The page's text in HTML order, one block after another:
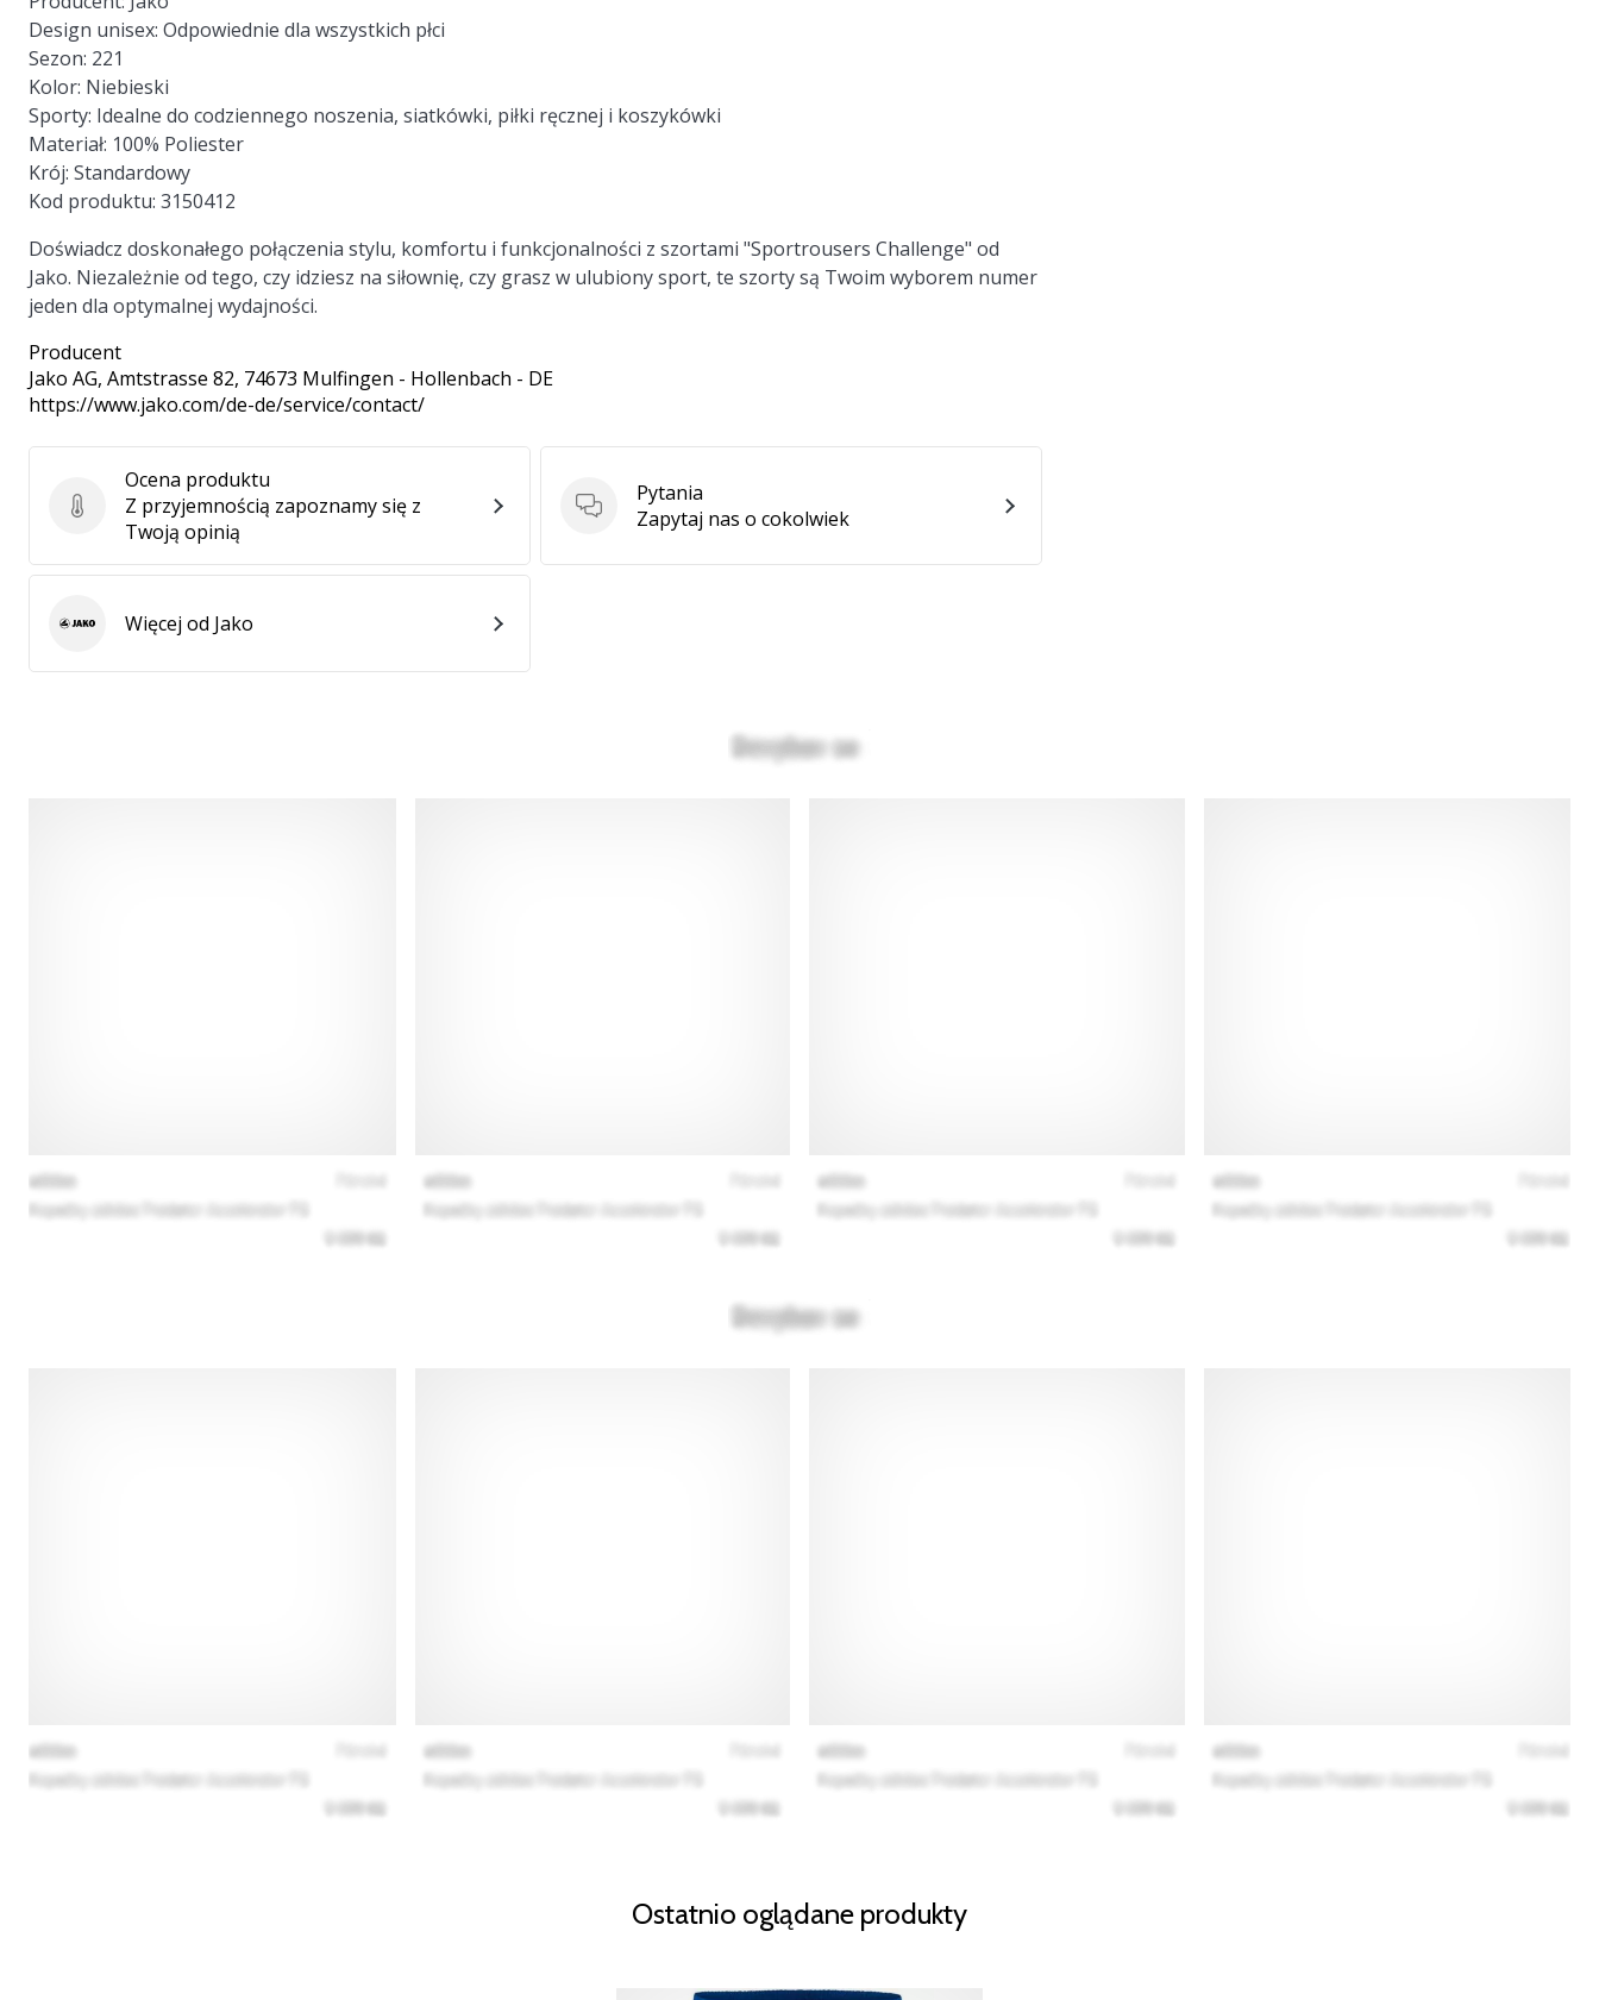
Design unisex: Odpowiednie dla wszystkich płci
Sezon: 221
Kolor: Niebieski
Sporty: Idealne do codziennego noszenia, siatkówki, piłki ręcznej i koszykówki
Materiał: 100% Poliester
Krój: Standardowy
Kod produktu: 3150412
Doświadcz doskonałego połączenia stylu, komfortu i funkcjonalności z szortami "Sportrousers Challenge" od
Jako. Niezależnie od tego, czy idziesz na siłownię, czy grasz w ulubiony sport, te szorty są Twoim wyborem numer
jeden dla optymalnej wydajności.
Producent
Jako AG, Amtstrasse 82, 74673 Mulfingen - Hollenbach - DE
https://www.jako.com/de-de/service/contact/
Ocena produktu
Ocena produktu
Z przyjemnością zapoznamy się z
Twoją opinią
Pytania
Pytania
Zapytaj nas o cokolwiek
Jako Więcej od Jako
Ostatnio oglądane produkty